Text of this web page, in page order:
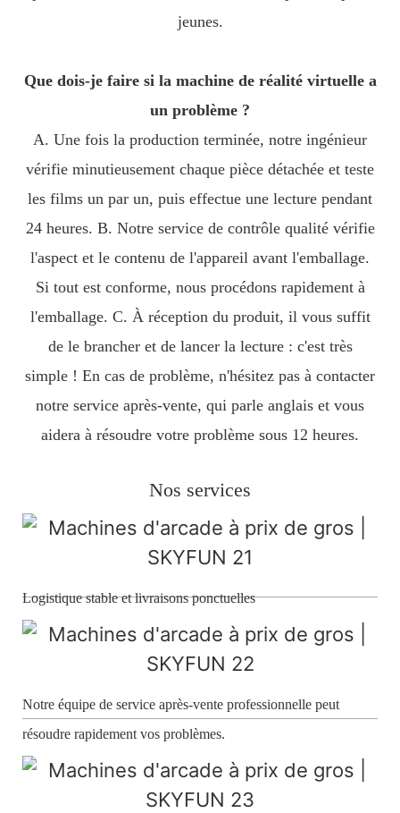
jeunes.
Que dois-je faire si la machine de réalité virtuelle a
un problème ?
A. Une fois la production terminée, notre ingénieur
vérifie minutieusement chaque pièce détachée et teste
les films un par un, puis effectue une lecture pendant
24 heures. B. Notre service de contrôle qualité vérifie
l'aspect et le contenu de l'appareil avant l'emballage.
Si tout est conforme, nous procédons rapidement à
l'emballage. C. À réception du produit, il vous suffit
de le brancher et de lancer la lecture : c'est très
simple ! En cas de problème, n'hésitez pas à contacter
notre service après-vente, qui parle anglais et vous
aidera à résoudre votre problème sous 12 heures.
Nos services
Logistique stable et livraisons ponctuelles
Notre équipe de service après-vente professionnelle peut
résoudre rapidement vos problèmes.